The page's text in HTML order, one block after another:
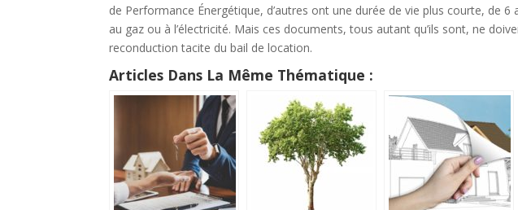
de Performance Énergétique, d’autres ont une durée de vie plus courte, de
au gaz ou à l’électricité. Mais ces documents, tous autant qu’ils sont, ne
reconduction tacite du bail de location.
Articles Dans La Même Thématique :